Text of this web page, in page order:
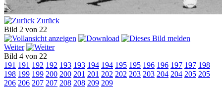
Zurück
Bild 2 von 22
Weiter
Bild 4 von 22
191 191 192 192 193 193 194 194 195 195 196 196 197 197 198
198 199 199 200 200 201 201 202 202 203 203 204 204 205 205
206 206 207 207 208 208 209 209